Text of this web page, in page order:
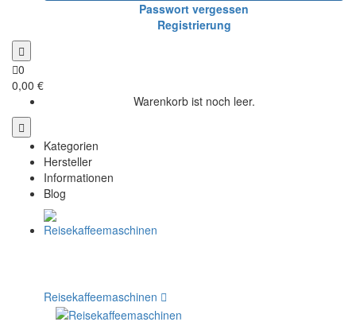
Passwort vergessen
Registrierung
0
0,00 €
Warenkorb ist noch leer.
Kategorien
Hersteller
Informationen
Blog
Reisekaffeemaschinen